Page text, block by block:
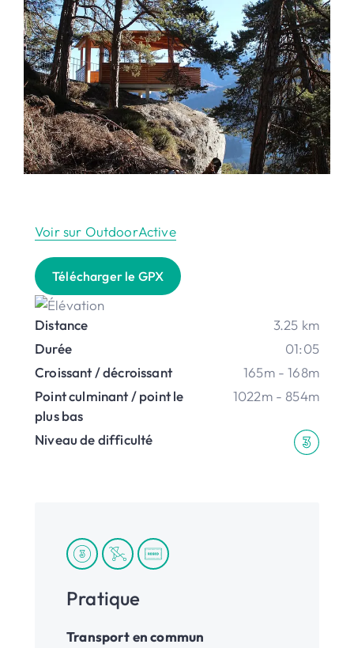
Voir sur OutdoorActive
Télécharger le GPX
Distance
3.25 km
Durée
01:05
Croissant / décroissant
165m - 168m
Point culminant / point le
plus bas
1022m - 854m
Niveau de difficulté
Pratique
Transport en commun